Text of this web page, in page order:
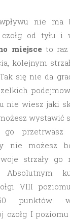
nie ma
czołg od tyłu i
miejsce to raz
kolejnym
się nie da
nie wiesz jaki
wystawić
przetrwasz
nie możesz
strzały go
Absolutnym
VIII
punktów
czołg I